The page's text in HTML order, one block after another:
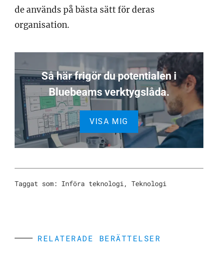
de används på bästa sätt för deras
organisation.
Så här frigör du potentialen i
Bluebeams verktygslåda.
VISA MIG
Taggat som: Införa teknologi , Teknologi
RELATERADE BERÄTTELSER